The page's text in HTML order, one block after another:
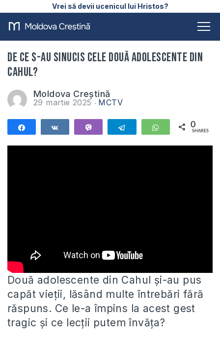
Vrei să devii ucenicul lui Hristos?
De ce s-au sinucis cele două adolescente din
Cahul?
Moldova Creștină
29 martie 2025 MCTV
Telegram WhatsApp
0
SHARES
Două adolescente din Cahul și-au pus
capăt vieții, lăsând multe întrebări fără
răspuns. Ce le-a împins la acest gest
tragic și ce lecții putem învăța?